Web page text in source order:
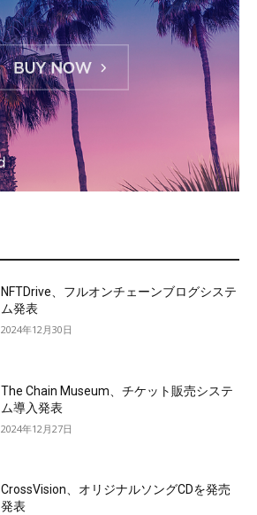
NFTDrive、フルオンチェーンブログシステ
ム発表
2024年12月30日
The Chain Museum、チケット販売システ
ム導入発表
2024年12月27日
CrossVision、オリジナルソングCDを発売
発表